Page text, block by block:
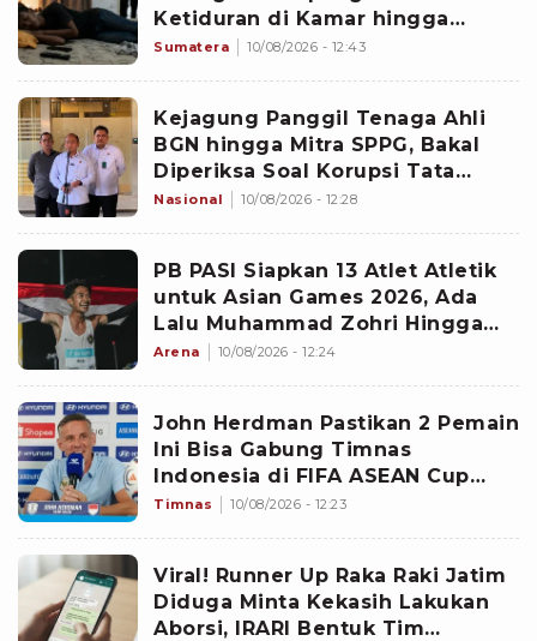
Ketiduran di Kamar hingga
Dikepung Warga
Sumatera 10/08/2026 - 12:43
Kejagung Panggil Tenaga Ahli
BGN hingga Mitra SPPG, Bakal
Diperiksa Soal Korupsi Tata
Kelola MBG
Nasional 10/08/2026 - 12:28
PB PASI Siapkan 13 Atlet Atletik
untuk Asian Games 2026, Ada
Lalu Muhammad Zohri Hingga
Robi Syianturi
Arena 10/08/2026 - 12:24
John Herdman Pastikan 2 Pemain
Ini Bisa Gabung Timnas
Indonesia di FIFA ASEAN Cup
2026
Timnas 10/08/2026 - 12:23
Viral! Runner Up Raka Raki Jatim
Diduga Minta Kekasih Lakukan
Aborsi, IRARI Bentuk Tim